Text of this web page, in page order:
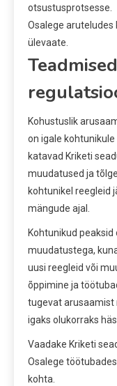
otsustusprotsesse.
Osalege aruteludes
ülevaate.
Kohustuslik
on igale
katavad Kriketi
muudatused ja
kohtunikel reegleid
mängude ajal.
Kohtunikud
muudatustega,
uusi reegleid või
õppimine ja
tugevat arusaamist
igaks olukorraks
Vaadake Kriketi
Osalege
kohta.